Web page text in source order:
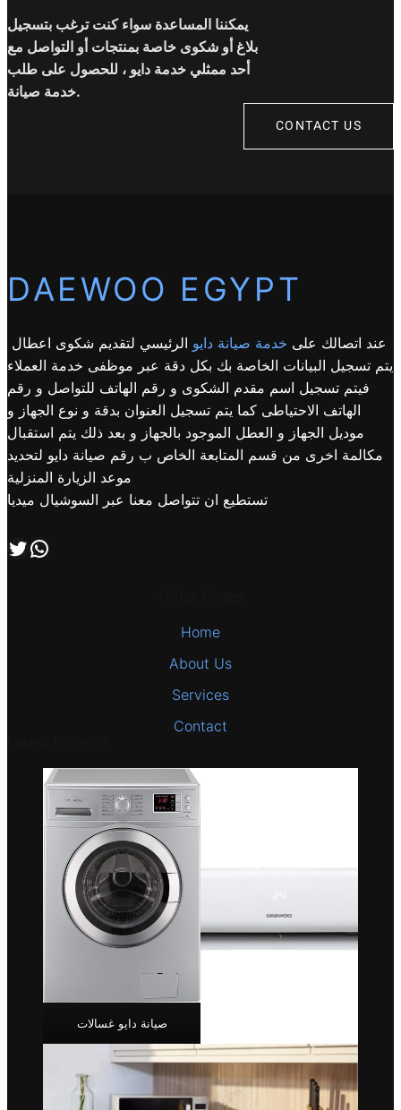
يمكننا المساعدة سواء كنت ترغب بتسجيل
بلاغ أو شكوى خاصة بمنتجات أو التواصل مع
أحد ممثلي خدمة دايو ، للحصول على طلب
خدمة صيانة.
CONTACT US
DAEWOO EGYPT
عند اتصالك على خدمة صيانة دايو الرئيسي لتقديم شكوى اعطال
يتم تسجيل البيانات الخاصة بك بكل دقة عبر موظفى خدمة العملاء
فيتم تسجيل اسم مقدم الشكوى و رقم الهاتف للتواصل و رقم
الهاتف الاحتياطى كما يتم تسجيل العنوان بدقة و نوع الجهاز و
موديل الجهاز و العطل الموجود بالجهاز و بعد ذلك يتم استقبال
مكالمة اخرى من قسم المتابعة الخاص ب رقم صيانة دايو لتحديد
موعد الزيارة المنزلية
تستطيع ان تتواصل معنا عبر السوشيال ميديا
تابعنا علي صفحة التويتر اتصل بنا علي طريق الوتساب
Home
About Us
Services
Contact
صيانة دايو غسالات